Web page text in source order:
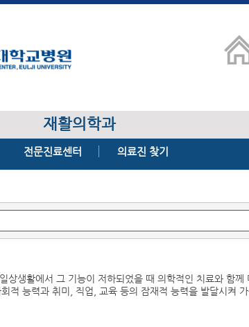
재활의학과
전문진료센터 의료진 찾기
생활에서 그 기능이 저하되었을 때 의학적인 치료와 함
적 능력과 취미, 직업, 교육 등의 잠재적 능력을 발달시켜